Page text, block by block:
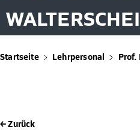
Startseite Lehrpersonal Prof.
← Zurück